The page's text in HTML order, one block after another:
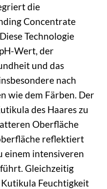
die
Concentrate
Technologie
Wert, der
und das
nach
wie dem Färben. Der
des Haares zu
Oberfläche
reflektiert
einem intensiveren
Gleichzeitig
Feuchtigkeit